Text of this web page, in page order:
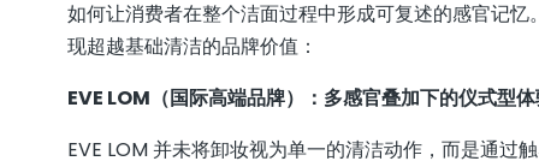
如何让消费者在整个洁面过程中形成可复述的感官记
现超越基础清洁的品牌价值：
EVE LOM（国际高端品牌）： 多感官叠加下的仪式型
EVE LOM 并未将卸妆视为单一的清洁动作，而是通过